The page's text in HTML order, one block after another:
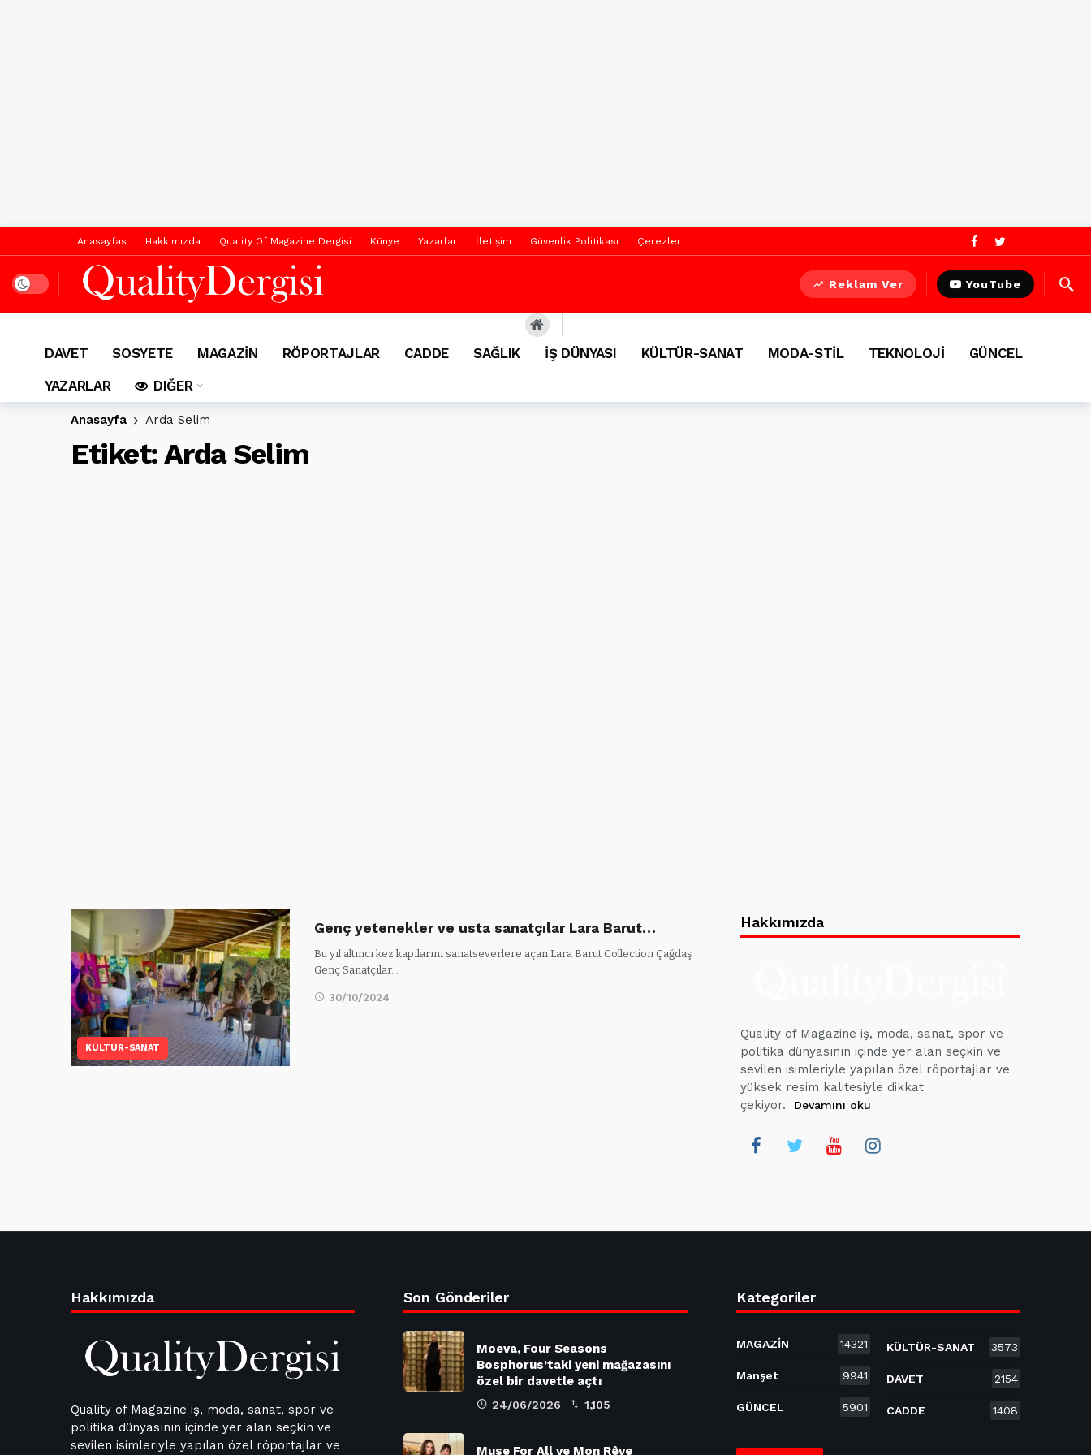
Anasayfas Hakkımızda Quality Of Magazine Dergisi Künye Yazarlar İletişim Güvenlik Politikası Çerezler
Dark mode Reklam Ver YouTube
DAVET SOSYETE MAGAZİN RÖPORTAJLAR CADDE SAĞLIK İŞ DÜNYASI KÜLTÜR-SANAT MODA-STİL TEKNOLOJİ
GÜNCEL
YAZARLAR
DIĞER
Anasayfa Arda Selim
Etiket:Arda Selim
KÜLTÜR-SANAT
Genç yetenekler ve usta sanatçılar Lara Barut…
Bu yıl altıncı kez kapılarını sanatseverlere açan Lara Barut Collection Çağdaş
Genç Sanatçılar…
30/10/2024
Hakkımızda
Quality of Magazine iş, moda, sanat, spor ve
politika dünyasının içinde yer alan seçkin ve
sevilen isimleriyle yapılan özel röportajlar ve
yüksek resim kalitesiyle dikkat
çekiyor.
Devamını oku
Hakkımızda
Quality of Magazine iş, moda, sanat, spor ve
politika dünyasının içinde yer alan seçkin ve
sevilen isimleriyle yapılan özel röportajlar ve
Son Gönderiler
Moeva, Four Seasons
Bosphorus’taki yeni mağazasını
özel bir davetle açtı
24/06/2026 1,105
Muse For All ve Mon Rêve
Kategoriler
MAGAZİN 14321
Manşet 9941
GÜNCEL 5901
KÜLTÜR-SANAT 3573
DAVET 2154
CADDE 1408